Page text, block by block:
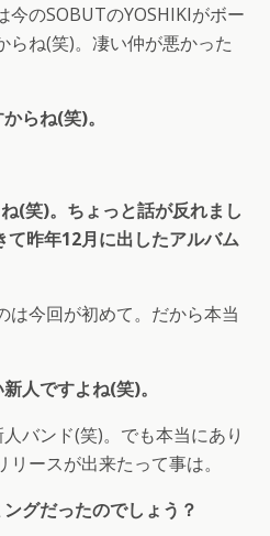
のSOBUTのYOSHIKIがボー
らね(笑)。凄い仲が悪かった
らね(笑)。
(笑)。ちょっと話が反れまし
昨年12月に出したアルバム
は今回が初めて。だから本当
人ですよね(笑)。
バンド(笑)。でも本当にあり
ースが出来たって事は。
グだったのでしょう？